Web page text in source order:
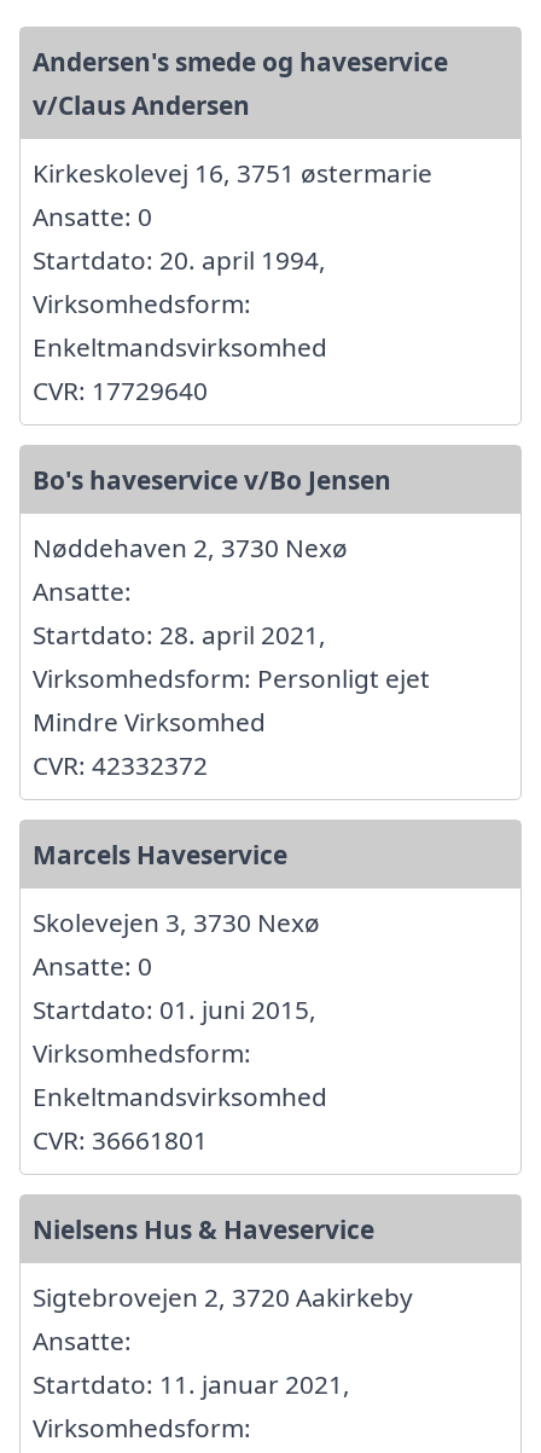
Andersen's smede og haveservice
v/Claus Andersen
Kirkeskolevej 16, 3751 østermarie
Ansatte: 0
Startdato: 20. april 1994,
Virksomhedsform:
Enkeltmandsvirksomhed
CVR: 17729640
Bo's haveservice v/Bo Jensen
Nøddehaven 2, 3730 Nexø
Ansatte:
Startdato: 28. april 2021,
Virksomhedsform: Personligt ejet
Mindre Virksomhed
CVR: 42332372
Marcels Haveservice
Skolevejen 3, 3730 Nexø
Ansatte: 0
Startdato: 01. juni 2015,
Virksomhedsform:
Enkeltmandsvirksomhed
CVR: 36661801
Nielsens Hus & Haveservice
Sigtebrovejen 2, 3720 Aakirkeby
Ansatte:
Startdato: 11. januar 2021,
Virksomhedsform: